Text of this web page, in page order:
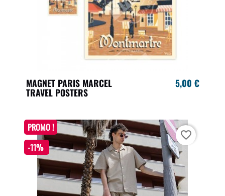
MAGNET PARIS MARCEL
TRAVEL POSTERS
5,00 €
PROMO !
-11%
favorite_border